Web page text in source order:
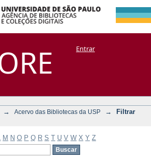
por:
Manakin + CoriscoEntrar
→ Acervo das Bibliotecas da USP →
Filtrar
M N O P Q R S T U V W X Y Z